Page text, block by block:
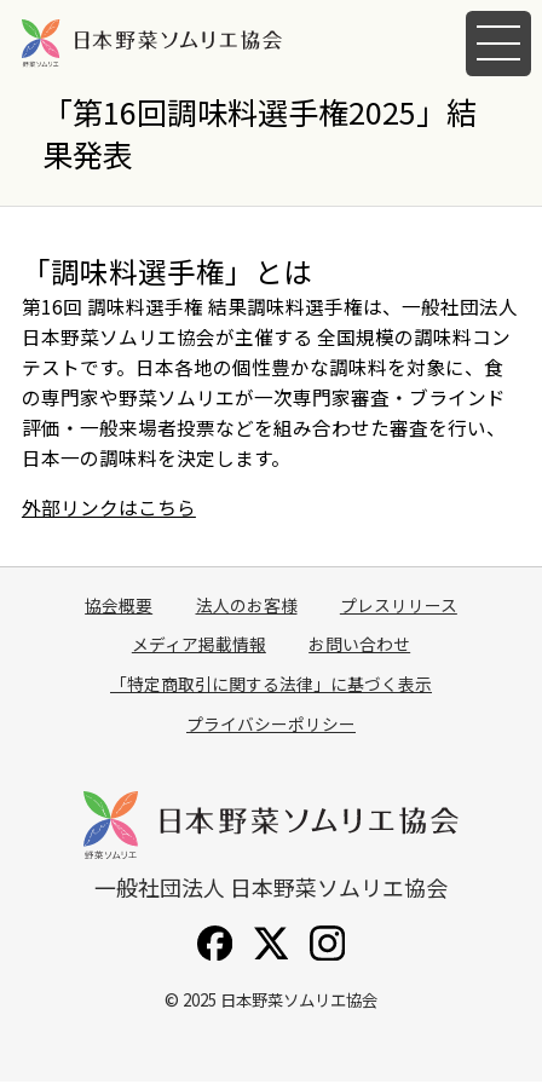
メ
ニ
ー
く
「第16回調味料選手権2025」結
果発表
「調味料選手権」とは
第16回 調味料選手権 結果調味料選手権は、一般社団法人
日本野菜ソムリエ協会が主催する 全国規模の調味料コン
テストです。日本各地の個性豊かな調味料を対象に、食
の専門家や野菜ソムリエが一次専門家審査・ブラインド
評価・一般来場者投票などを組み合わせた審査を行い、
日本一の調味料を決定します。
外部リンクはこちら
協会概要 法人のお客様
プレスリリース
メディア掲載情報
お問い合わせ
「特定商取引に関する法律」に基づく表示
プライバシーポリシー
一般社団法人 日本野菜ソムリエ協会
© 2025 日本野菜ソムリエ協会